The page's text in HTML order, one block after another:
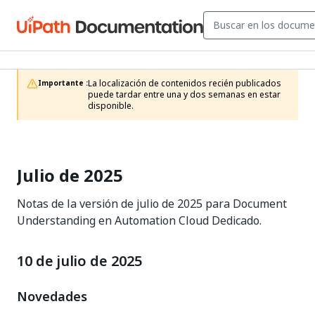
Importante :La localización de contenidos recién publicados
puede tardar entre una y dos semanas en estar
disponible.
Julio de 2025
Notas de la versión de julio de 2025 para Document
Understanding en Automation Cloud Dedicado.
10 de julio de 2025
Novedades